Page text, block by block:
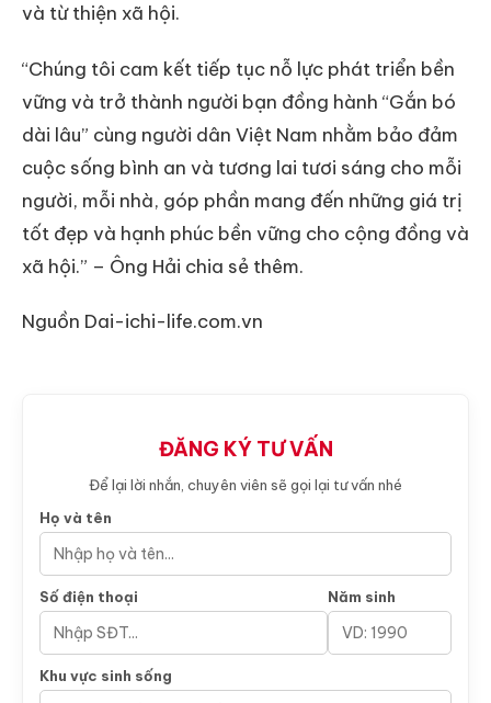
và từ thiện xã hội.
“Chúng tôi cam kết tiếp tục nỗ lực phát triển bền
vững và trở thành người bạn đồng hành “Gắn bó
dài lâu” cùng người dân Việt Nam nhằm bảo đảm
cuộc sống bình an và tương lai tươi sáng cho mỗi
người, mỗi nhà, góp phần mang đến những giá trị
tốt đẹp và hạnh phúc bền vững cho cộng đồng và
xã hội.” – Ông Hải chia sẻ thêm.
Nguồn Dai-ichi-life.com.vn
ĐĂNG KÝ TƯ VẤN
Để lại lời nhắn, chuyên viên sẽ gọi lại tư vấn nhé
Họ và tên
Số điện thoại Năm sinh
Khu vực sinh sống